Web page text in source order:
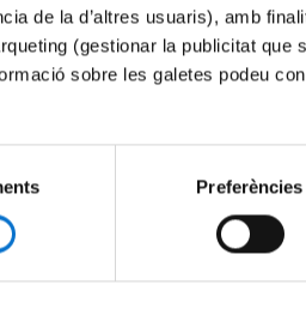
de la d’altres usuaris), amb
(gestionar la publicitat que
sobre les galetes podeu
Preferències